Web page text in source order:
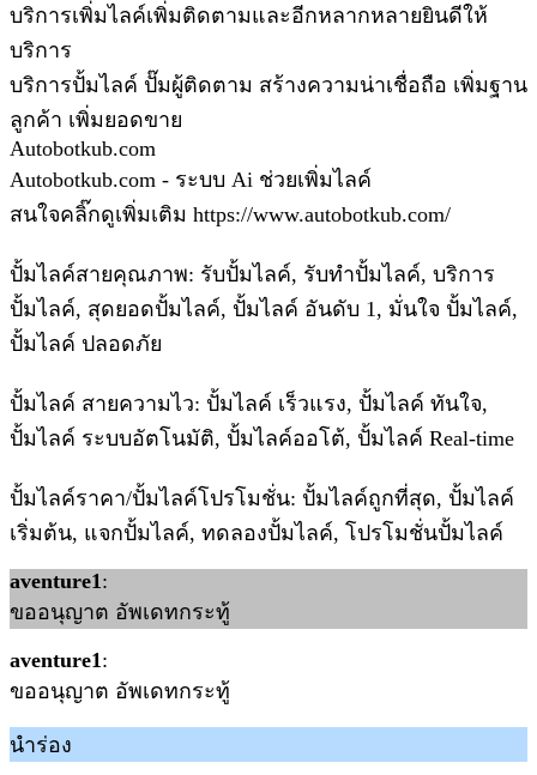
บริการเพิ่มไลค์เพิ่มติดตามและอีกหลากหลายยินดีให้
บริการ
บริการปั้มไลค์​ ปั๊มผู้ติดตาม​ สร้างความน่าเชื่อถือ​ เพิ่มฐาน
ลูกค้า​ เพิ่มยอดขาย
Autobotkub.com
Autobotkub.com - ระบบ Ai ช่วยเพิ่มไลค์
สนใจคลิ๊กดูเพิ่มเติม https://www.autobotkub.com/
ปั้มไลค์สายคุณภาพ: รับปั้มไลค์, รับทำปั้มไลค์, บริการ
ปั้มไลค์, สุดยอดปั้มไลค์, ปั้มไลค์ อันดับ 1, มั่นใจ ปั้มไลค์,
ปั้มไลค์ ปลอดภัย
ปั้มไลค์ สายความไว: ปั้มไลค์ เร็วแรง, ปั้มไลค์ ทันใจ,
ปั้มไลค์ ระบบอัตโนมัติ, ปั้มไลค์ออโต้, ปั้มไลค์ Real-time
ปั้มไลค์ราคา/ปั้มไลค์โปรโมชั่น: ปั้มไลค์ถูกที่สุด, ปั้มไลค์
เริ่มต้น, แจกปั้มไลค์, ทดลองปั้มไลค์, โปรโมชั่นปั้มไลค์
aventure1:
ขออนุญาต อัพเดทกระทู้
aventure1:
ขออนุญาต อัพเดทกระทู้
นำร่อง